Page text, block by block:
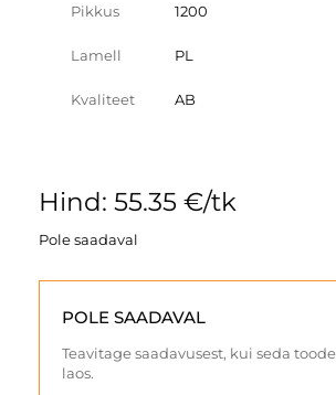
Pikkus 1200
Lamell PL
Kvaliteet AB
Hind: 55.35 €/tk
Pole saadaval
POLE SAADAVAL
Teavitage saadavusest, kui seda
laos.